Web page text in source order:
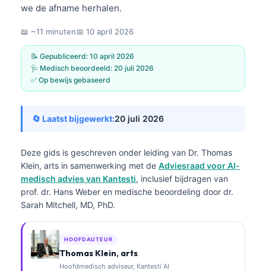
we de afname herhalen.
📖 ~11 minuten📅 10 april 2026
📝 Gepubliceerd: 10 april 2026
🩺 Medisch beoordeeld: 20 juli 2026
✅ Op bewijs gebaseerd
🔄 Laatst bijgewerkt:20 juli 2026
Deze gids is geschreven onder leiding van Dr. Thomas
Klein, arts in samenwerking met de Adviesraad voor AI-
medisch advies van Kantesti, inclusief bijdragen van
prof. dr. Hans Weber en medische beoordeling door dr.
Sarah Mitchell, MD, PhD.
HOOFDAUTEUR
Thomas Klein, arts
Hoofdmedisch adviseur, Kantesti AI